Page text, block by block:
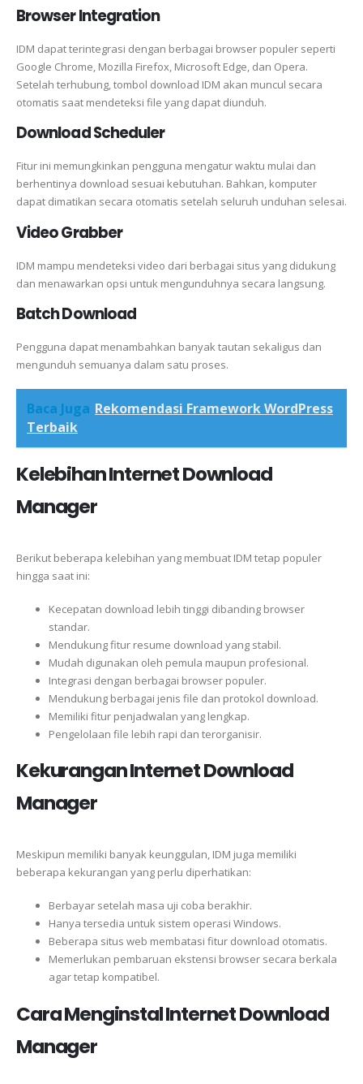
Browser Integration
IDM dapat terintegrasi dengan berbagai browser populer seperti
Google Chrome, Mozilla Firefox, Microsoft Edge, dan Opera.
Setelah terhubung, tombol download IDM akan muncul secara
otomatis saat mendeteksi file yang dapat diunduh.
Download Scheduler
Fitur ini memungkinkan pengguna mengatur waktu mulai dan
berhentinya download sesuai kebutuhan. Bahkan, komputer
dapat dimatikan secara otomatis setelah seluruh unduhan selesai.
Video Grabber
IDM mampu mendeteksi video dari berbagai situs yang didukung
dan menawarkan opsi untuk mengunduhnya secara langsung.
Batch Download
Pengguna dapat menambahkan banyak tautan sekaligus dan
mengunduh semuanya dalam satu proses.
Baca Juga Rekomendasi Framework WordPress
Terbaik
Kelebihan Internet Download
Manager
Berikut beberapa kelebihan yang membuat IDM tetap populer
hingga saat ini:
Kecepatan download lebih tinggi dibanding browser
standar.
Mendukung fitur resume download yang stabil.
Mudah digunakan oleh pemula maupun profesional.
Integrasi dengan berbagai browser populer.
Mendukung berbagai jenis file dan protokol download.
Memiliki fitur penjadwalan yang lengkap.
Pengelolaan file lebih rapi dan terorganisir.
Kekurangan Internet Download
Manager
Meskipun memiliki banyak keunggulan, IDM juga memiliki
beberapa kekurangan yang perlu diperhatikan:
Berbayar setelah masa uji coba berakhir.
Hanya tersedia untuk sistem operasi Windows.
Beberapa situs web membatasi fitur download otomatis.
Memerlukan pembaruan ekstensi browser secara berkala
agar tetap kompatibel.
Cara Menginstal Internet Download
Manager